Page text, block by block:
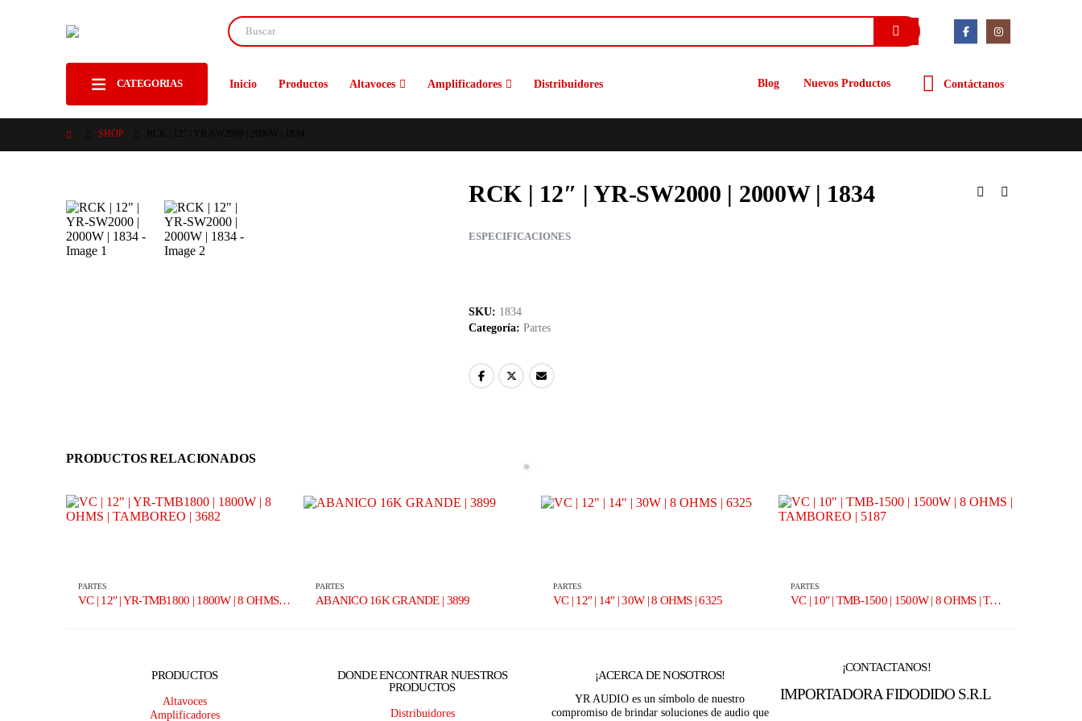
CATEGORIAS Inicio Productos Altavoces Amplificadores Distribuidores Blog Nuevos Productos Contáctanos
SHOP
RCK | 12″ | YR-SW2000 | 2000W | 1834
ESPECIFICACIONES
SKU: 1834
Categoría: Partes
PRODUCTOS RELACIONADOS
PARTES
VC | 12″ | YR-TMB1800 | 1800W | 8 OHMS | TAMBOREO | 3682
PARTES
ABANICO 16K GRANDE | 3899
PARTES
VC | 12″ | 14″ | 30W | 8 OHMS | 6325
PARTES
VC | 10″ | TMB-1500 | 1500W | 8 OHMS | TAMBOREO | 5187
PRODUCTOS
Altavoces
Amplificadores
DONDE ENCONTRAR NUESTROS
PRODUCTOS
Distribuidores
¡ACERCA DE NOSOTROS!
YR AUDIO es un símbolo de nuestro
compromiso de brindar soluciones de audio que
¡CONTACTANOS!
IMPORTADORA FIDODIDO S.R.L